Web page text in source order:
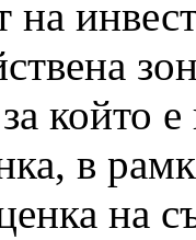
на
който
в
на